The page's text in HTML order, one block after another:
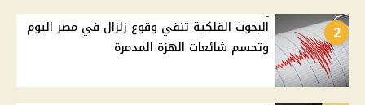
2
البحوث الفلكية تنفي وقوع زلزال في مصر اليوم
وتحسم شائعات الهزة المدمرة